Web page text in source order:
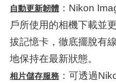
自動更新韌體 ：Nikon
戶所使用的相機下載並
拔記憶卡，徹底擺脫有
地保持在最新狀態。
相片儲存服務 ：可透過